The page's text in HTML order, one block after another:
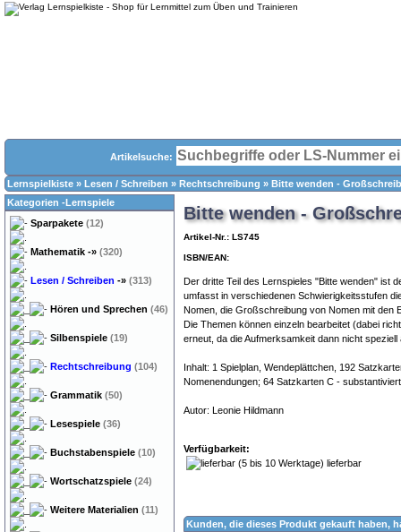
Artikelsuche:
Lernspielkiste » Lesen / Schreiben » Rechtschreibung » Bitte wenden -
Bitte wenden -
Artikel-Nr.: LS745
ISBN/EAN:
Der dritte Teil des Lernspieles "Bitte wenden" ist
umfasst in verschiedenen Schwierigkeitsstufen
Nomen, die Großschreibung von Nomen mit den
Die Themen können einzeln bearbeitet (dabei
erneut, da die Aufmerksamkeit dann nicht
Inhalt: 1 Spielplan, Wendeplättchen, 192
Nomenendungen; 64 Satzkarten C -
Autor: Leonie Hildmann
Verfügbarkeit:
lieferbar
Kunden, die dieses Produkt gekauft haben,
Kategorien -Lernspiele
Sparpakete (12)
Mathematik -» (320)
Lesen / Schreiben -» (313)
Hören und Sprechen (46)
Silbenspiele (19)
Rechtschreibung (104)
Grammatik (50)
Lesespiele (36)
Buchstabenspiele (10)
Wortschatzspiele (24)
Weitere Materialien (11)